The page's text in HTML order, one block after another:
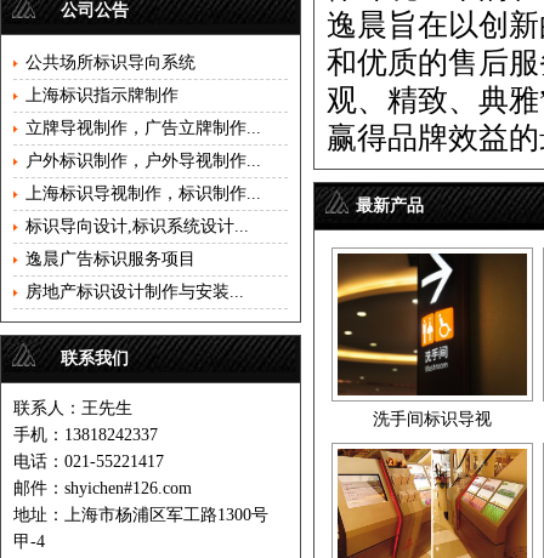
公司公告
公共场所标识导向系统
上海标识指示牌制作
立牌导视制作，广告立牌制作...
户外标识制作，户外导视制作...
上海标识导视制作，标识制作...
标识导向设计,标识系统设计...
逸晨广告标识服务项目
房地产标识设计制作与安装...
联系我们
联系人：王先生
手机：13818242337
电话：021-55221417
邮件：shyichen#126.com
地址：上海市杨浦区军工路1300号
甲-4
逸晨旨在以创
和优质的售后
观、精致、典
赢得品牌效益
最新产品
洗手间标识导视